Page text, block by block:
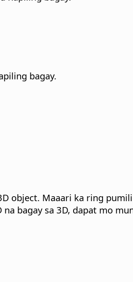
bagay.
object. Maaari ka ring
bagay sa 3D, dapat mo